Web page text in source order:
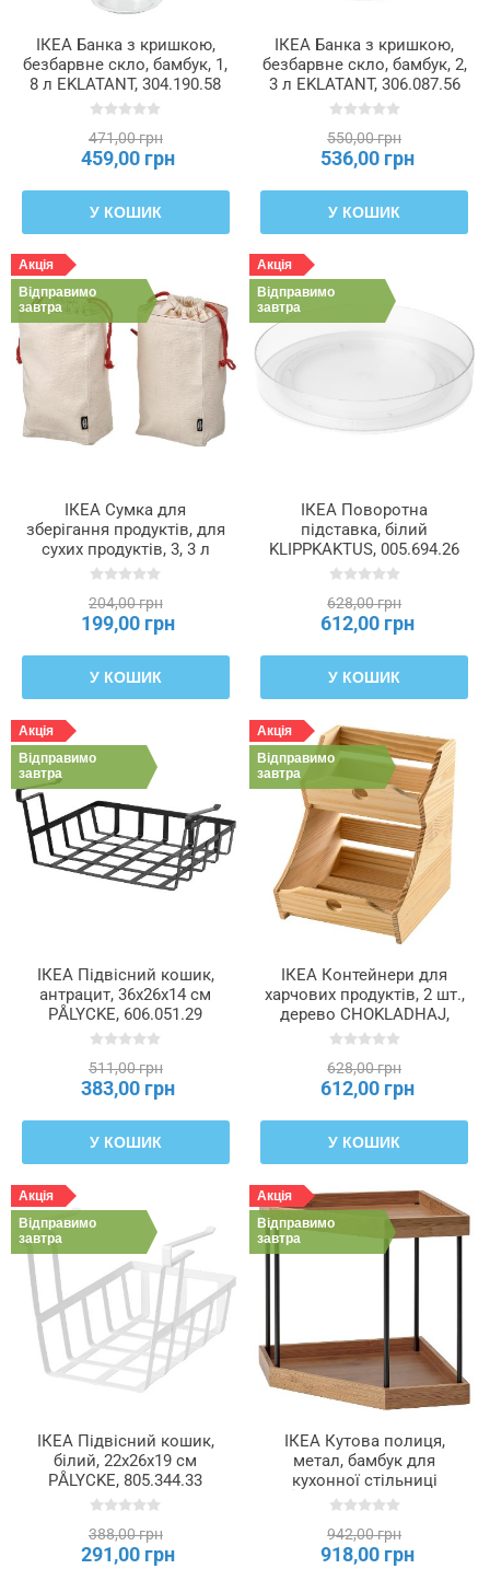
ІКЕА Банка з кришкою,
безбарвне скло, бамбук, 1,
8 л EKLATANT, 304.190.58
471,00 грн
459,00 грн
У КОШИК
ІКЕА Банка з кришкою,
безбарвне скло, бамбук, 2,
3 л EKLATANT, 306.087.56
550,00 грн
536,00 грн
У КОШИК
Акція
Відправимо
завтра
ІКЕА Сумка для
зберігання продуктів, для
сухих продуктів, 3, 3 л
GULLRISMOTT, 405.818.03
204,00 грн
199,00 грн
У КОШИК
Акція
Відправимо
завтра
ІКЕА Поворотна
підставка, білий
KLIPPKAKTUS, 005.694.26
628,00 грн
612,00 грн
У КОШИК
Акція
Відправимо
завтра
ІКЕА Підвісний кошик,
антрацит, 36x26x14 см
PÅLYCKE, 606.051.29
511,00 грн
383,00 грн
У КОШИК
Акція
Відправимо
завтра
ІКЕА Контейнери для
харчових продуктів, 2 шт.,
дерево CHOKLADHAJ,
406.045.74
628,00 грн
612,00 грн
У КОШИК
Акція
Відправимо
завтра
ІКЕА Підвісний кошик,
білий, 22x26x19 см
PÅLYCKE, 805.344.33
388,00 грн
291,00 грн
Акція
Відправимо
завтра
ІКЕА Кутова полиця,
метал, бамбук для
кухонної стільниці
NÅLBLECKA, 406.185.71
942,00 грн
918,00 грн